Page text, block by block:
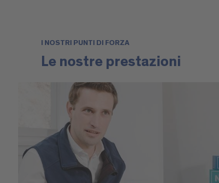
I NOSTRI PUNTI DI FORZA
Le nostre prestazioni